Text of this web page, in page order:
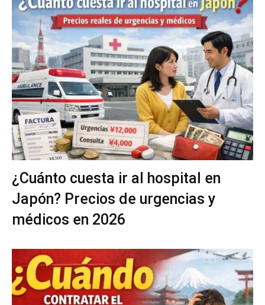
¿Cuánto cuesta ir al hospital en
Japón? Precios de urgencias y
médicos en 2026